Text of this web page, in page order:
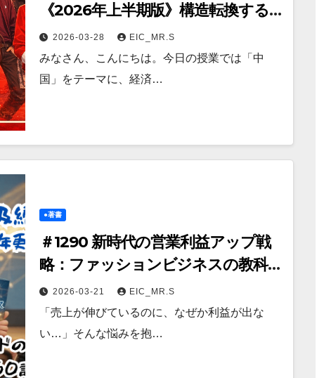
《2026年上半期版》構造転換する
中国ビジネス：ファッションから
読み解く
2026-03-28 EIC_MR.S
みなさん、こんにちは。今日の授業では「中
国」をテーマに、経済…
●著書
＃1290 新時代の営業利益アップ戦
略：ファッションビジネスの教科
書2026-03-21 EIC_MR.S
「売上が伸びているのに、なぜか利益が出な
い…」そんな悩みを抱…